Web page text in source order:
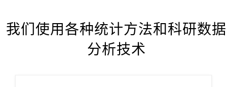
我们使用各种统计方法和科研数据
分析技术